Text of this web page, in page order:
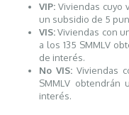
VIP: Viviendas cuyo
un subsidio de 5
VIS:Viviendas con
a los 135 SMMLV
de interés.
No VIS: Viviendas
SMMLV
interés.